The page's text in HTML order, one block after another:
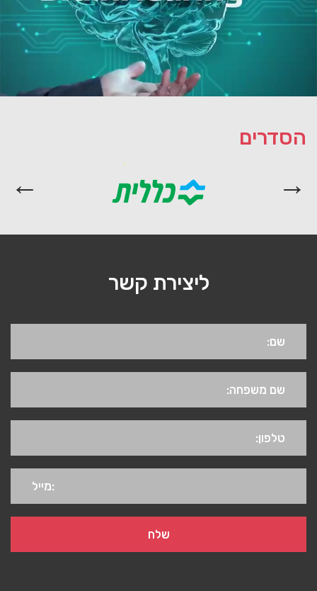
הסדרים
ליצירת קשר